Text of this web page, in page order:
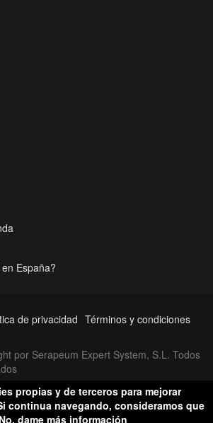
España?
de privacidad Términos y condiciones
por Serapeum Expert System, S.L. Todos
propias y de terceros para mejorar
continua navegando, consideramos que
No, dame más información